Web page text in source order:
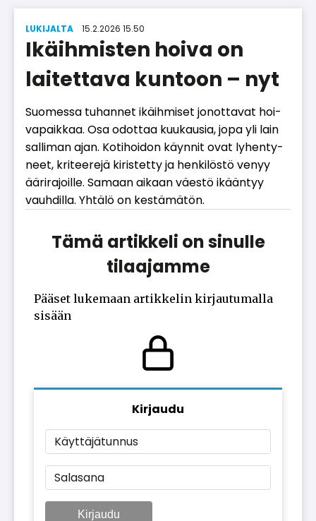
LUKIJALTA 15.2.2026 15.50
Ikäihmisten hoiva on
laitettava kuntoon – nyt
Suo­mes­sa tu­han­net ikäih­mi­set jo­not­ta­vat hoi­
va­paik­kaa. Osa odot­taa kuu­kau­sia, jopa yli lain
sal­li­man ajan. Ko­ti­hoi­don käyn­nit ovat ly­hen­ty­
neet, kri­tee­re­jä ki­ris­tet­ty ja hen­ki­lös­tö ve­nyy
ää­ri­ra­joil­le. Sa­maan ai­kaan vä­es­tö ikään­tyy
vauh­dil­la. Yh­tä­lö on kes­tä­mä­tön.
Tämä artikkeli on sinulle
tilaajamme
Pääset lukemaan artikkelin kirjautumalla
sisään
Kirjaudu
Käyttäjätunnus
Salasana
Kirjaudu